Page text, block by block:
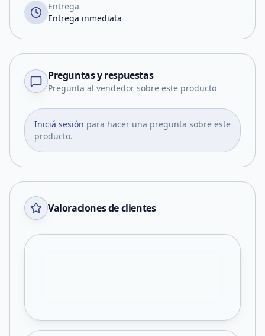
Entrega
Entrega inmediata
Preguntas y respuestas
Pregunta al vendedor sobre este producto
Iniciá sesión para hacer una pregunta sobre este
producto.
Valoraciones de clientes